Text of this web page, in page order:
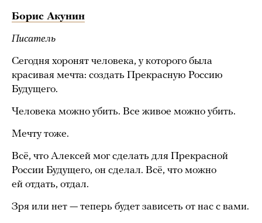
Борис Акунин
Писатель
Сегодня хоронят человека, у которого была
красивая мечта: создать Прекрасную Россию
Будущего.
Человека можно убить. Все живое можно убить.
Мечту тоже.
Всё, что Алексей мог сделать для Прекрасной
России Будущего, он сделал. Всё, что можно
ей отдать, отдал.
Зря или нет — теперь будет зависеть от нас с вами.